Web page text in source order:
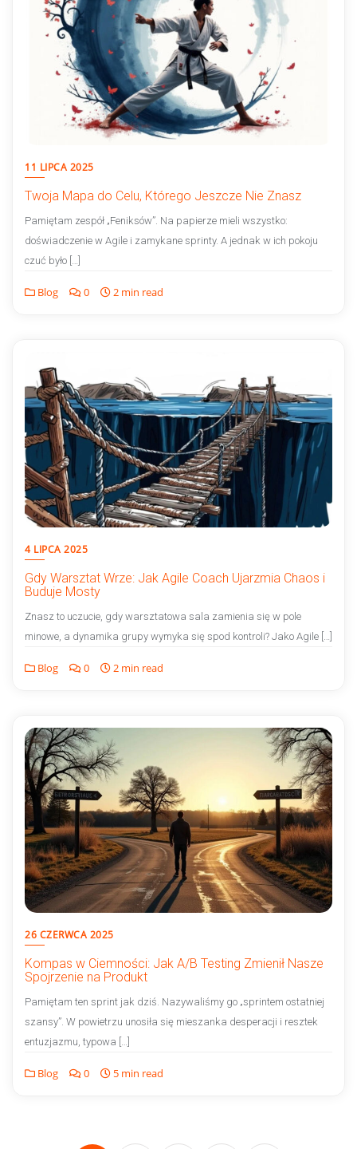
11 LIPCA 2025
Twoja Mapa do Celu, Którego Jeszcze Nie Znasz
Pamiętam zespół „Feniksów”. Na papierze mieli wszystko:
doświadczenie w Agile i zamykane sprinty. A jednak w ich pokoju
czuć było […]
Blog 0 2 min read
4 LIPCA 2025
Gdy Warsztat Wrze: Jak Agile Coach Ujarzmia Chaos i
Buduje Mosty
Znasz to uczucie, gdy warsztatowa sala zamienia się w pole
minowe, a dynamika grupy wymyka się spod kontroli? Jako Agile […]
Blog 0 2 min read
26 CZERWCA 2025
Kompas w Ciemności: Jak A/B Testing Zmienił Nasze
Spojrzenie na Produkt
Pamiętam ten sprint jak dziś. Nazywaliśmy go „sprintem ostatniej
szansy”. W powietrzu unosiła się mieszanka desperacji i resztek
entuzjazmu, typowa […]
Blog 0 5 min read